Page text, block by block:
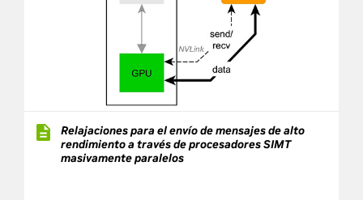
Relajaciones para el envío de mensajes de alto
rendimiento a través de procesadores SIMT
masivamente paralelos